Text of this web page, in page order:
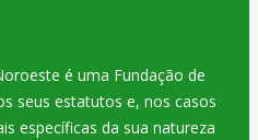
é uma Fundação de
seus estatutos e, nos casos
específicas da sua natureza